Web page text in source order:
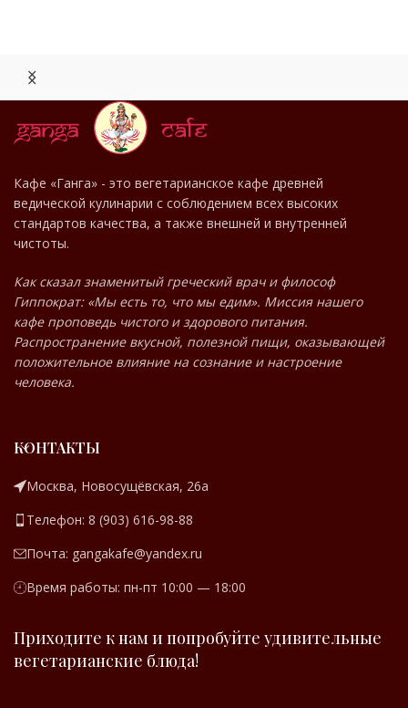
МЕНЮ
РЕСТОРАНА
Кафе «Ганга» - это вегетарианское кафе древней
ведической кулинарии с соблюдением всех высоких
стандартов качества, а также внешней и внутренней
чистоты.
Как сказал знаменитый греческий врач и философ
Гиппократ: «Мы есть то, что мы едим». Миссия нашего
кафе проповедь чистого и здорового питания.
Распространение вкусной, полезной пищи, оказывающей
положительное влияние на сознание и настроение
человека.
КОНТАКТЫ
Москва, Новосущёвская, 26а
Телефон: 8 (903) 616-98-88
Почта: gangakafe@yandex.ru
Время работы: пн-пт 10:00 — 18:00
Приходите к нам и попробуйте удивительные
вегетарианские блюда!